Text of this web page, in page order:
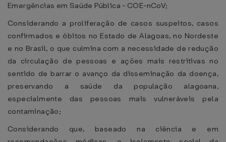
Emergências em Saúde Pública - COE-nCoV;
Considerando a proliferação de casos suspeitos, casos
confirmados e óbitos no Estado de Alagoas, no Nordeste
e no Brasil, o que culmina com a necessidade de redução
da circulação de pessoas e ações mais restritivas no
sentido de barrar o avanço da disseminação da doença,
preservando a saúde da população alagoana,
especialmente das pessoas mais vulneráveis pela
contaminação;
Considerando que, baseado na ciência e em